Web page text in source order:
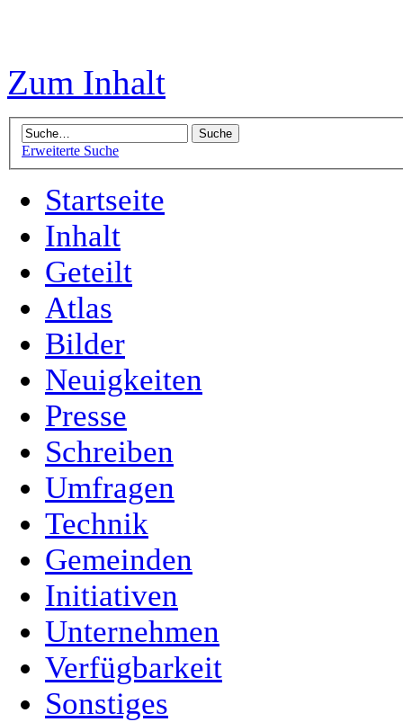
Zum Inhalt
Erweiterte Suche
Startseite
Inhalt
Geteilt
Atlas
Bilder
Neuigkeiten
Presse
Schreiben
Umfragen
Technik
Gemeinden
Initiativen
Unternehmen
Verfügbarkeit
Sonstiges